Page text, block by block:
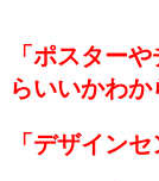
「ポスター
らいいかわか
「デザイン